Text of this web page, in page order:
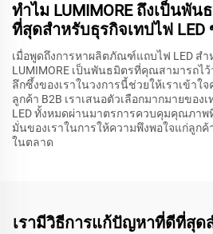
ทำไม LUMIMORE ถึงเป็นพัน
ที่สุดสำหรับธุรกิจเทปไฟ
เมื่อพูดถึงการหาผลิตภัณฑ์แถบไฟ LED ส
LUMIMORE เป็นพันธมิตรที่คุณสามารถไ
ลึกซึ้งของเราในวงการนี้ช่วยให้เราเข้าใ
ลูกค้า B2B เราเสนอตัวเลือกมากมายของ
LED ทั้งหมดผ่านมาตรการควบคุมคุณภาพ
มั่นของเราในการให้ความพึงพอใจแก่ลูก
ในตลาด
เรามีวิธีการแก้ปัญหาที่ดีที่สุ